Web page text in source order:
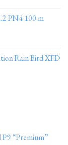
PN4 100 m
Rain Bird XFD
“Premium”